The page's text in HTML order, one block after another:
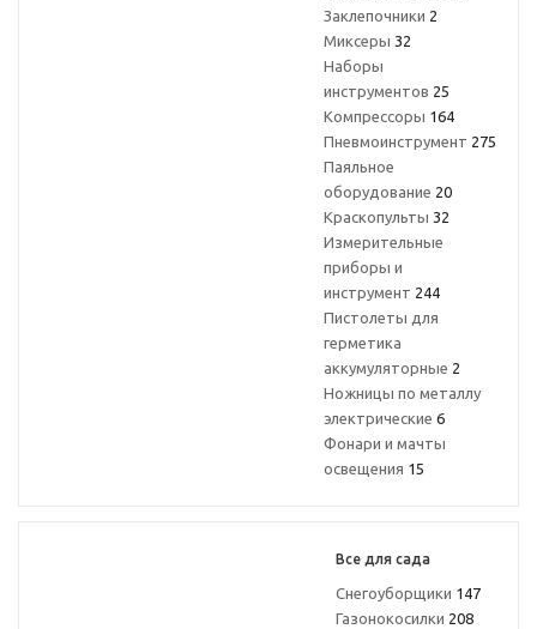
Заклепочники 2
Миксеры 32
Наборы
инструментов 25
Компрессоры 164
Пневмоинструмент 275
Паяльное
оборудование 20
Краскопульты 32
Измерительные
приборы и
инструмент 244
Пистолеты для
герметика
аккумуляторные 2
Ножницы по металлу
электрические 6
Фонари и мачты
освещения 15
Все для сада
Снегоуборщики 147
Газонокосилки 208